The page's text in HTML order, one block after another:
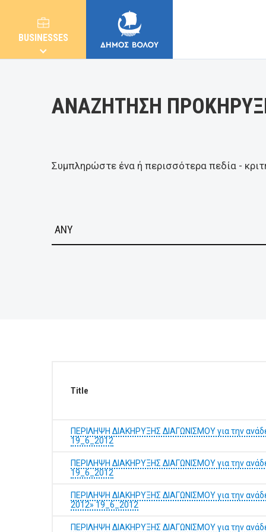
BUSINESSES
E-SERVICES
ΑΝΑΖΗΤΗΣΗ
Συμπληρώστε ένα ή περισσότερα πεδία -
Title
ΠΕΡΙΛΗΨΗ ΔΙΑΚΗΡΥΞΗΣ ΔΙΑΓΩΝΙΣΜΟΥ για την
19_6_2012
ΠΕΡΙΛΗΨΗ ΔΙΑΚΗΡΥΞΗΣ ΔΙΑΓΩΝΙΣΜΟΥ για την
19_6_2012
ΠΕΡΙΛΗΨΗ ΔΙΑΚΗΡΥΞΗΣ ΔΙΑΓΩΝΙΣΜΟΥ για την
2012» 19_6_2012
ΠΕΡΙΛΗΨΗ ΔΙΑΚΗΡΥΞΗΣ ΔΙΑΓΩΝΙΣΜΟΥ για την